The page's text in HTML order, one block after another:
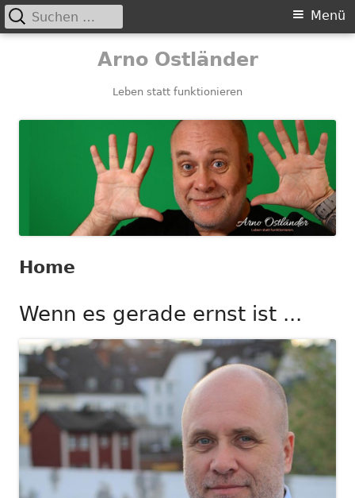
Arno Ostländer
Leben statt funktionieren
Primäres
Menü
Suchen
nach:
Home
Wenn es gerade ernst ist ...